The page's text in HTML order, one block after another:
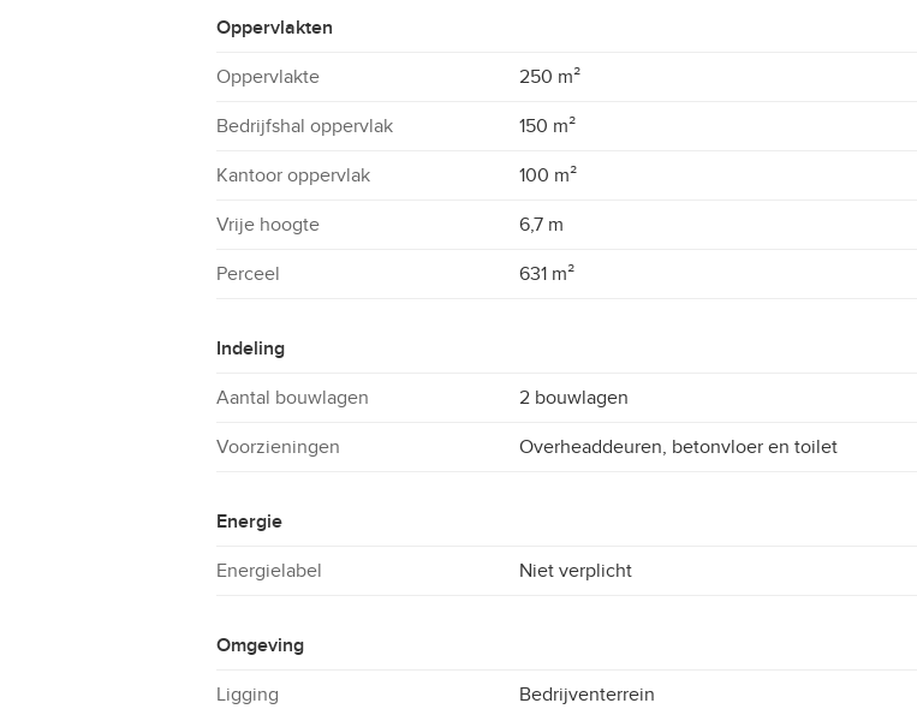
Oppervlakten
Oppervlakte 250 m²
Bedrijfshal oppervlak 150 m²
Kantoor oppervlak 100 m²
Vrije hoogte 6,7 m
Perceel 631 m²
Indeling
Aantal bouwlagen 2 bouwlagen
Voorzieningen Overheaddeuren, betonvloer en toilet
Energie
Energielabel Niet verplicht
Omgeving
Ligging Bedrijventerrein